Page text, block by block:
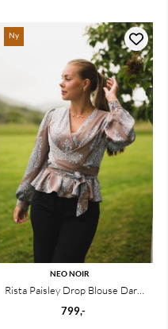
Ny
NEO NOIR
Rista Paisley Drop Blouse Dark
Taupe/Light Blue
799,-